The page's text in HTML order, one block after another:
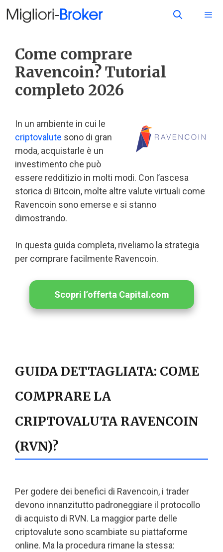
Come comprare
Ravencoin? Tutorial
completo 2026
In un ambiente in cui le
criptovalute sono di gran
moda, acquistarle è un
investimento che può
essere redditizio in molti modi. Con l’ascesa
storica di Bitcoin, molte altre valute virtuali come
Ravencoin sono emerse e si stanno
dimostrando.
In questa guida completa, riveliamo la strategia
per comprare facilmente Ravencoin.
Scopri l’offerta Capital.com
GUIDA DETTAGLIATA: COME
COMPRARE LA
CRIPTOVALUTA RAVENCOIN
(RVN)?
Per godere dei benefici di Ravencoin, i trader
devono innanzitutto padroneggiare il protocollo
di acquisto di RVN. La maggior parte delle
criptovalute sono scambiate su piattaforme
online. Ma la procedura rimane la stessa: